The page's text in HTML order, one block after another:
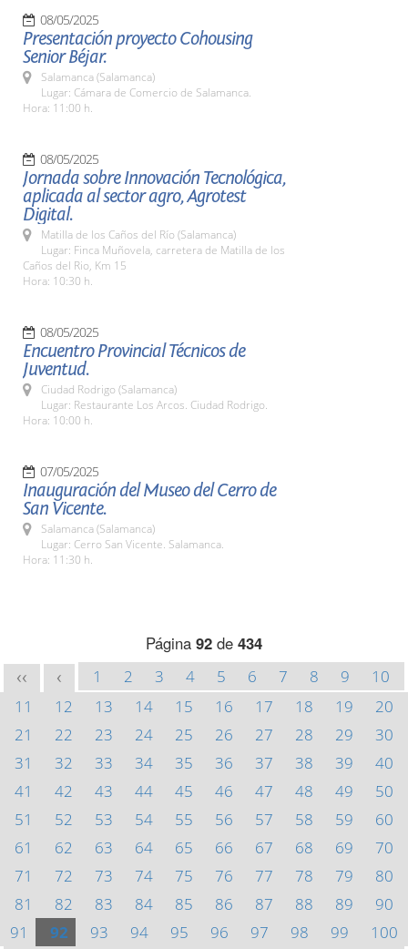
08/05/2025
Presentación proyecto Cohousing
Senior Béjar.
Salamanca (Salamanca)
Lugar: Cámara de Comercio de Salamanca.
Hora: 11:00 h.
08/05/2025
Jornada sobre Innovación Tecnológica,
aplicada al sector agro, Agrotest
Digital.
Matilla de los Caños del Río (Salamanca)
Lugar: Finca Muñovela, carretera de Matilla de los
Caños del Rio, Km 15
Hora: 10:30 h.
08/05/2025
Encuentro Provincial Técnicos de
Juventud.
Ciudad Rodrigo (Salamanca)
Lugar: Restaurante Los Arcos. Ciudad Rodrigo.
Hora: 10:00 h.
07/05/2025
Inauguración del Museo del Cerro de
San Vicente.
Salamanca (Salamanca)
Lugar: Cerro San Vicente. Salamanca.
Hora: 11:30 h.
Página 92 de 434
<< < 1 2 3 4 5 6 7 8 9
10
11
12 13 14 15 16 17 18 19
20
21
22 23 24 25 26 27 28 29
30
31
32 33 34 35 36 37 38 39
40
41
42 43 44 45 46 47 48 49
50
51
52 53 54 55 56 57 58 59
60
61
62 63 64 65 66 67 68 69
70
71
72 73 74 75 76 77 78 79
80
81
82 83 84 85 86 87 88 89
90
91
92 93 94 95 96 97 98 99
100